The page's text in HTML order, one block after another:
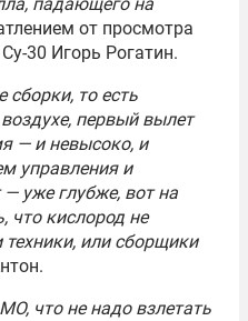
от просмотра
30 Игорь Рогатин.
то есть
первый вылет
— и невысоко, и
управления и
уже глубже, вот на
что кислород не
техники, или сборщики
что не надо взлетать